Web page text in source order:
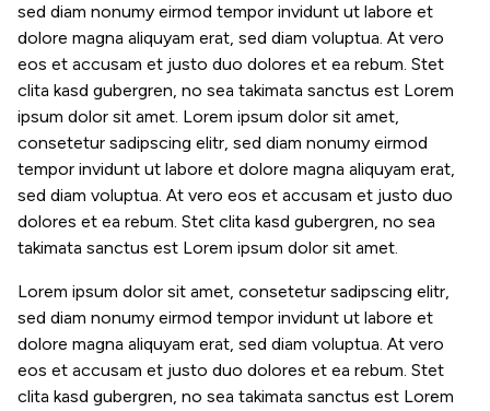
sed diam nonumy eirmod tempor invidunt ut labore et
dolore magna aliquyam erat, sed diam voluptua. At vero
eos et accusam et justo duo dolores et ea rebum. Stet
clita kasd gubergren, no sea takimata sanctus est Lorem
ipsum dolor sit amet. Lorem ipsum dolor sit amet,
consetetur sadipscing elitr, sed diam nonumy eirmod
tempor invidunt ut labore et dolore magna aliquyam erat,
sed diam voluptua. At vero eos et accusam et justo duo
dolores et ea rebum. Stet clita kasd gubergren, no sea
takimata sanctus est Lorem ipsum dolor sit amet.
Lorem ipsum dolor sit amet, consetetur sadipscing elitr,
sed diam nonumy eirmod tempor invidunt ut labore et
dolore magna aliquyam erat, sed diam voluptua. At vero
eos et accusam et justo duo dolores et ea rebum. Stet
clita kasd gubergren, no sea takimata sanctus est Lorem